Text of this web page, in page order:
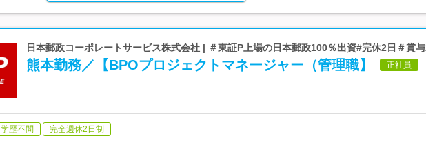
日本郵政コーポレートサービス株式会社 | ＃東証P上場の日本郵政100％出資#完休2日＃賞
熊本勤務／【BPOプロジェクトマネージャー（管理職】 正社員
学歴不問 完全週休2日制